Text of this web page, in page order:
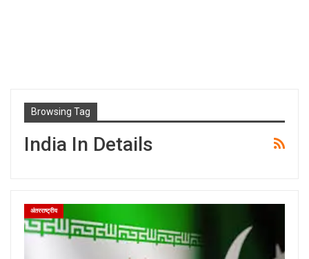
Browsing Tag
India In Details
अंतरराष्ट्रीय